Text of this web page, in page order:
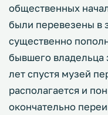
общественных
были перевезены в
существенно
бывшего владельца
лет спустя музей
располагается и
окончательно